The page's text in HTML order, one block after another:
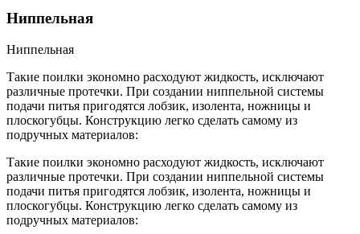
Ниппельная
Ниппельная
Такие поилки экономно расходуют жидкость, исключают
различные протечки. При создании ниппельной системы
подачи питья пригодятся лобзик, изолента, ножницы и
плоскогубцы. Конструкцию легко сделать самому из
подручных материалов:
Такие поилки экономно расходуют жидкость, исключают
различные протечки. При создании ниппельной системы
подачи питья пригодятся лобзик, изолента, ножницы и
плоскогубцы. Конструкцию легко сделать самому из
подручных материалов: